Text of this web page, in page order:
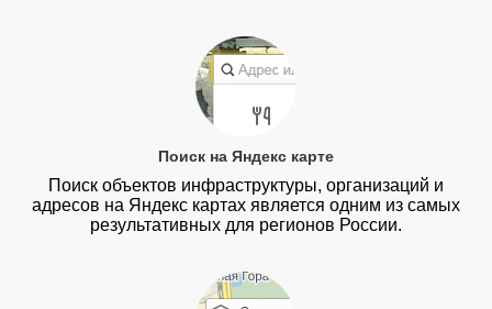
Поиск на Яндекс карте
Поиск объектов инфраструктуры, организаций и
адресов на Яндекс картах является одним из самых
результативных для регионов России.